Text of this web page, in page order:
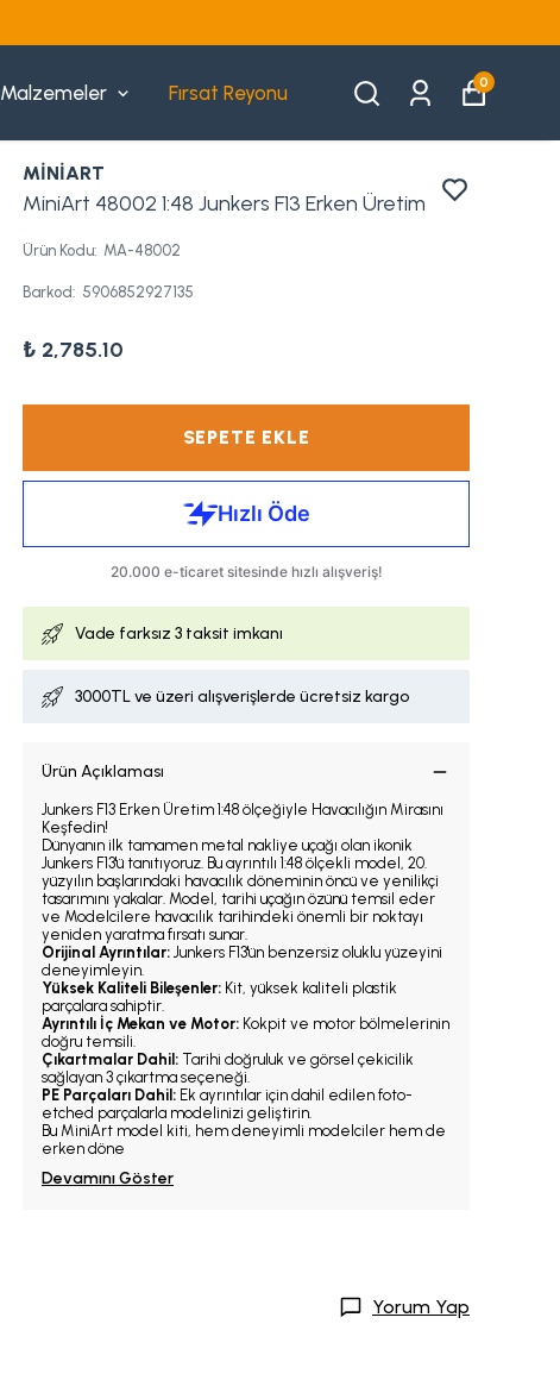
Malzemeler Fırsat Reyonu 0
MİNİART
MiniArt 48002 1:48 Junkers F13 Erken Üretim
Ürün Kodu: MA-48002
Barkod: 5906852927135
₺ 2,785.10
SEPETE EKLE
Vade farksız 3 taksit imkanı
3000TL ve üzeri alışverişlerde ücretsiz kargo
Ürün Açıklaması
Junkers F13 Erken Üretim 1:48 ölçeğiyle Havacılığın Mirasını
Keşfedin!
Dünyanın ilk tamamen metal nakliye uçağı olan ikonik
Junkers F13'ü tanıtıyoruz. Bu ayrıntılı 1:48 ölçekli model, 20.
yüzyılın başlarındaki havacılık döneminin öncü ve yenilikçi
tasarımını yakalar. Model, tarihi uçağın özünü temsil eder
ve Modelcilere havacılık tarihindeki önemli bir noktayı
yeniden yaratma fırsatı sunar.
Orijinal Ayrıntılar: Junkers F13'ün benzersiz oluklu yüzeyini
deneyimleyin.
Yüksek Kaliteli Bileşenler: Kit, yüksek kaliteli plastik
parçalara sahiptir.
Ayrıntılı İç Mekan ve Motor: Kokpit ve motor bölmelerinin
doğru temsili.
Çıkartmalar Dahil: Tarihi doğruluk ve görsel çekicilik
sağlayan 3 çıkartma seçeneği.
PE Parçaları Dahil: Ek ayrıntılar için dahil edilen foto-
etched parçalarla modelinizi geliştirin.
Bu MiniArt model kiti, hem deneyimli modelciler hem de
erken döne
Devamını Göster
Yorum Yap